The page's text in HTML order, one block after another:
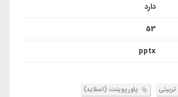
دارد
53
pptx
پاورپوینت (اسلاید)